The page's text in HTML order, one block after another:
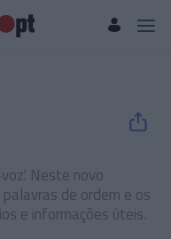
Neste novo
de ordem e os
e informações úteis.